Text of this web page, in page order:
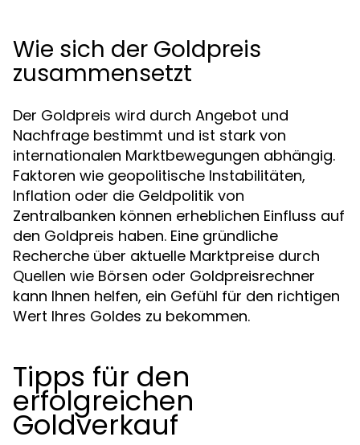
Wie sich der Goldpreis
zusammensetzt
Der Goldpreis wird durch Angebot und
Nachfrage bestimmt und ist stark von
internationalen Marktbewegungen abhängig.
Faktoren wie geopolitische Instabilitäten,
Inflation oder die Geldpolitik von
Zentralbanken können erheblichen Einfluss auf
den Goldpreis haben. Eine gründliche
Recherche über aktuelle Marktpreise durch
Quellen wie Börsen oder Goldpreisrechner
kann Ihnen helfen, ein Gefühl für den richtigen
Wert Ihres Goldes zu bekommen.
Tipps für den
erfolgreichen
Goldverkauf